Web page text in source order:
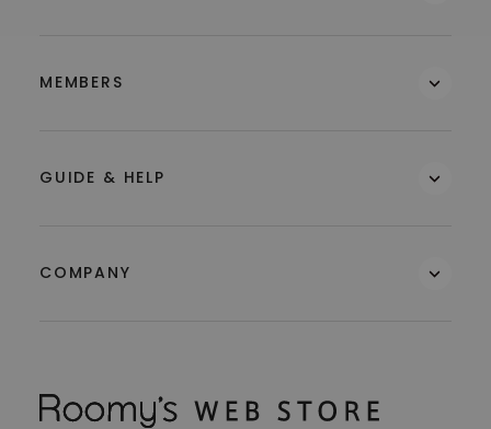
MEMBERS
GUIDE & HELP
COMPANY